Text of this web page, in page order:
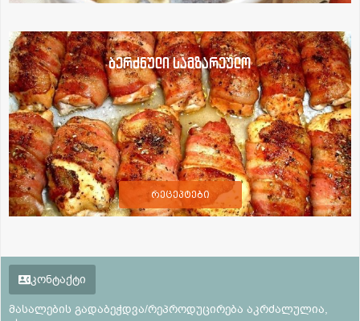
ბერძნული სამზარეულო
რეცეპტები
კონტაქტი
მასალების გადაბეჭდვა/რეპროდუცირება აკრძალულია,